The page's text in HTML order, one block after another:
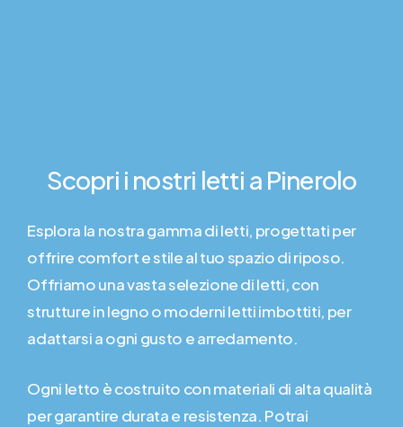
Scopri i nostri letti a Pinerolo
Esplora la nostra gamma di letti, progettati per
offrire comfort e stile al tuo spazio di riposo.
Offriamo una vasta selezione di letti, con
strutture in legno o moderni letti imbottiti, per
adattarsi a ogni gusto e arredamento.
Ogni letto è costruito con materiali di alta qualità
per garantire durata e resistenza. Potrai